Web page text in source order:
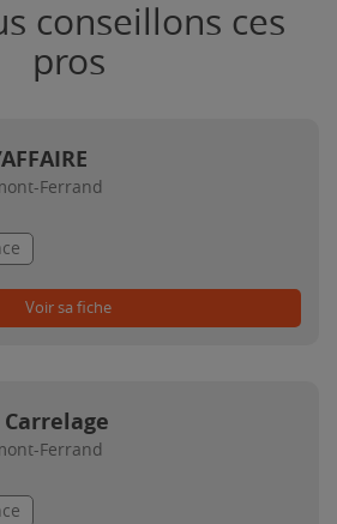
conseillons ces
pros
Ferrand
Voir sa fiche
Carrelage
Ferrand